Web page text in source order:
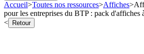
Accueil>Toutes nos ressources>Affiches>
pour les entreprises du BTP : pack d'affiches
<
Retour